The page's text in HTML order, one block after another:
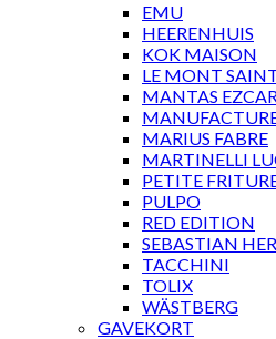
EMU
HEERENHUIS
KOK MAISON
LE MONT
MANTAS
MARIUS FABRE
MARTINELLI
PETITE
PULPO
RED EDITION
SEBASTIAN
TACCHINI
TOLIX
WÄSTBERG
GAVEKORT